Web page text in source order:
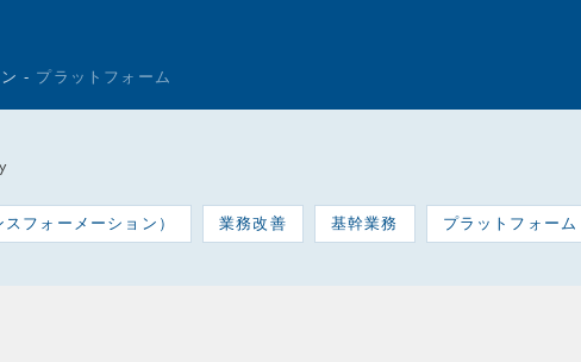
- プラットフォーム
フォーメーション） 業務改善 基幹業務 プラットフォーム